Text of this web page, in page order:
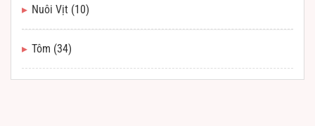
Nuôi Vịt (10)
Tôm (34)